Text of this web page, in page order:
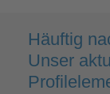
Häuftig
Unser